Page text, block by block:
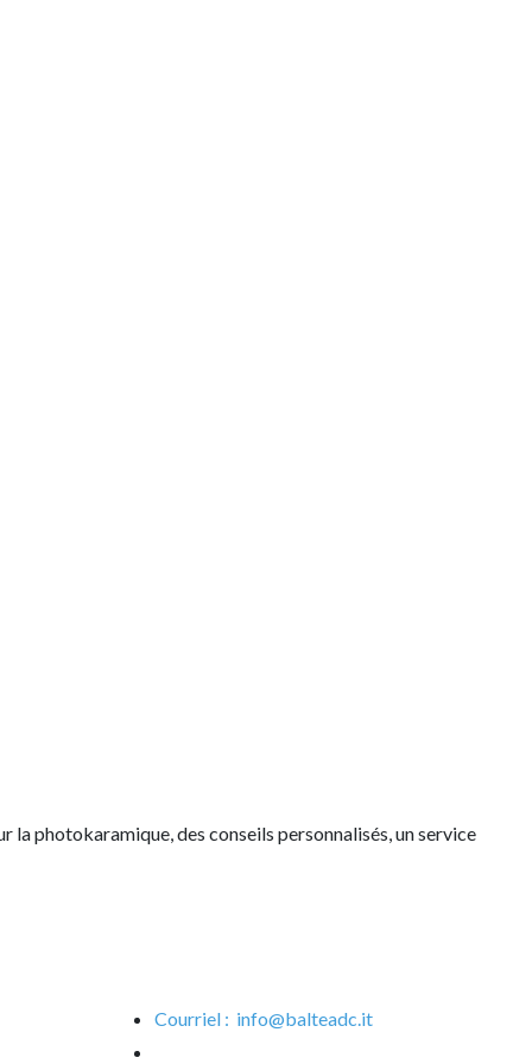
photokaramique, des conseils personnalisés, un service
Courriel : info@balteadc.it